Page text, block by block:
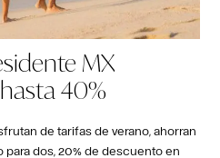
MX
40%
de tarifas de verano, ahorran
para dos, 20% de descuento en